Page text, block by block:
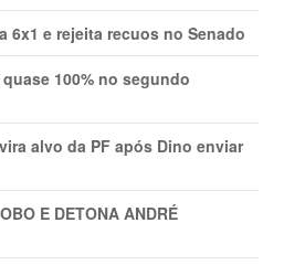
6x1 e rejeita recuos no Senado
100% no segundo
alvo da PF após Dino enviar
E DETONA ANDRÉ